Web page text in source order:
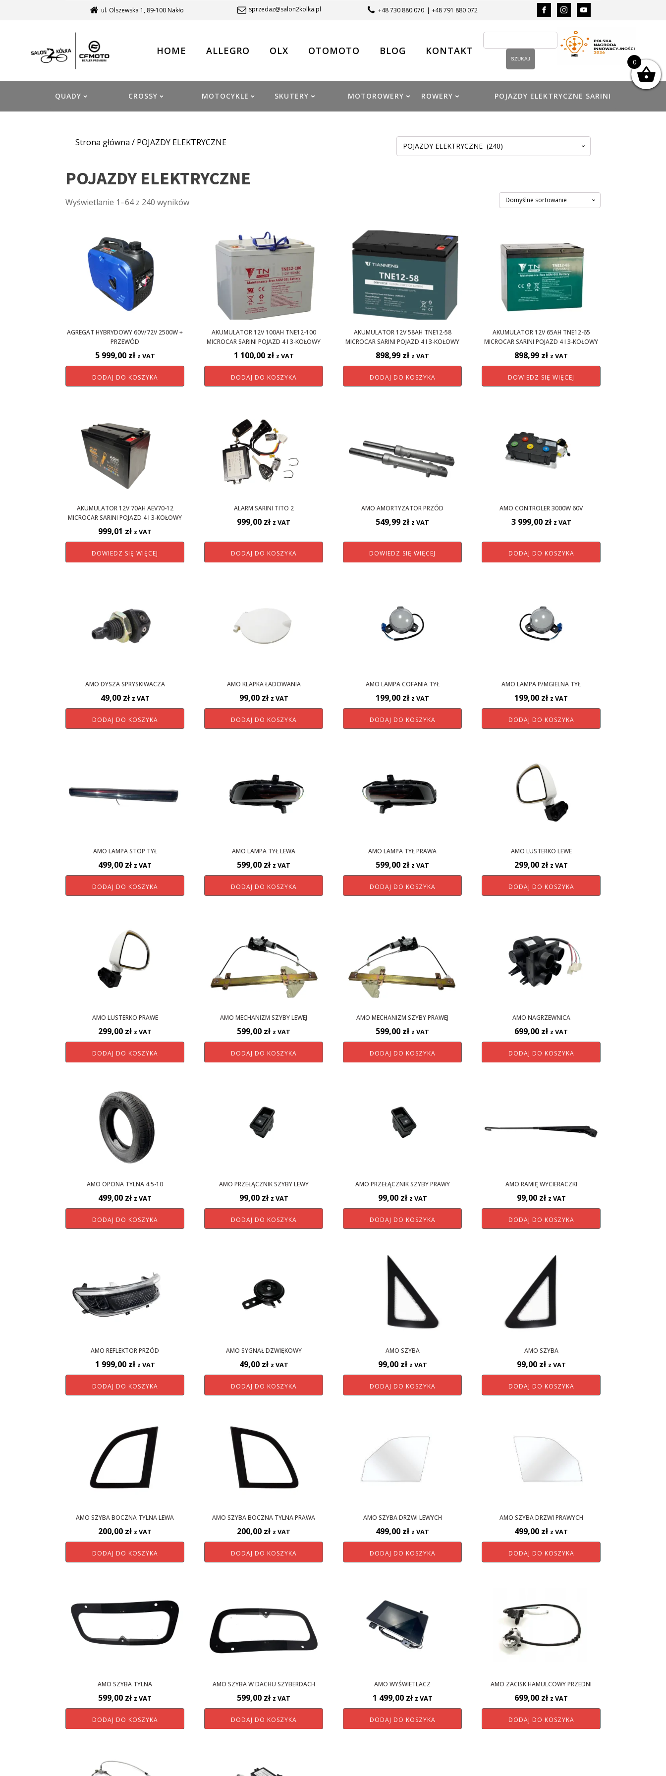
ul. Olszewska 1, 89-100 Nakło sprzedaz@salon2kolka.pl +48 730 880 070 | +48 791 880 072
HOME ALLEGRO OLX OTOMOTO BLOG KONTAKT
QUADY CROSSY MOTOCYKLE SKUTERY MOTOROWERY ROWERY POJAZDY ELEKTRYCZNE SARINI
Strona główna / POJAZDY ELEKTRYCZNE POJAZDY ELEKTRYCZNE (240)
POJAZDY ELEKTRYCZNE
Wyświetlanie 1–64 z 240 wyników
AGREGAT HYBRYDOWY 60V/72V 2500W +
PRZEWÓD
5 999,00 zł z VAT
DODAJ DO KOSZYKA
AKUMULATOR 12V 100AH TNE12-100
MICROCAR SARINI POJAZD 4 I 3-KOŁOWY
1 100,00 zł z VAT
DODAJ DO KOSZYKA
AKUMULATOR 12V 58AH TNE12-58
MICROCAR SARINI POJAZD 4 I 3-KOŁOWY
898,99 zł z VAT
DODAJ DO KOSZYKA
AKUMULATOR 12V 65AH TNE12-65
MICROCAR SARINI POJAZD 4 I 3-KOŁOWY
898,99 zł z VAT
DOWIEDZ SIĘ WIĘCEJ
AKUMULATOR 12V 70AH AEV70-12
MICROCAR SARINI POJAZD 4 I 3-KOŁOWY
999,01 zł z VAT
DOWIEDZ SIĘ WIĘCEJ
ALARM SARINI TITO 2
999,00 zł z VAT
DODAJ DO KOSZYKA
AMO AMORTYZATOR PRZÓD
549,99 zł z VAT
DOWIEDZ SIĘ WIĘCEJ
AMO CONTROLER 3000W 60V
3 999,00 zł z VAT
DODAJ DO KOSZYKA
AMO DYSZA SPRYSKIWACZA
49,00 zł z VAT
DODAJ DO KOSZYKA
AMO KLAPKA ŁADOWANIA
99,00 zł z VAT
DODAJ DO KOSZYKA
AMO LAMPA COFANIA TYŁ
199,00 zł z VAT
DODAJ DO KOSZYKA
AMO LAMPA P/MGIELNA TYŁ
199,00 zł z VAT
DODAJ DO KOSZYKA
AMO LAMPA STOP TYŁ
499,00 zł z VAT
DODAJ DO KOSZYKA
AMO LAMPA TYŁ LEWA
599,00 zł z VAT
DODAJ DO KOSZYKA
AMO LAMPA TYŁ PRAWA
599,00 zł z VAT
DODAJ DO KOSZYKA
AMO LUSTERKO LEWE
299,00 zł z VAT
DODAJ DO KOSZYKA
AMO LUSTERKO PRAWE
299,00 zł z VAT
DODAJ DO KOSZYKA
AMO MECHANIZM SZYBY LEWEJ
599,00 zł z VAT
DODAJ DO KOSZYKA
AMO MECHANIZM SZYBY PRAWEJ
599,00 zł z VAT
DODAJ DO KOSZYKA
AMO NAGRZEWNICA
699,00 zł z VAT
DODAJ DO KOSZYKA
AMO OPONA TYLNA 4.5-10
499,00 zł z VAT
DODAJ DO KOSZYKA
AMO PRZEŁĄCZNIK SZYBY LEWY
99,00 zł z VAT
DODAJ DO KOSZYKA
AMO PRZEŁĄCZNIK SZYBY PRAWY
99,00 zł z VAT
DODAJ DO KOSZYKA
AMO RAMIĘ WYCIERACZKI
99,00 zł z VAT
DODAJ DO KOSZYKA
AMO REFLEKTOR PRZÓD
1 999,00 zł z VAT
DODAJ DO KOSZYKA
AMO SYGNAŁ DZWIĘKOWY
49,00 zł z VAT
DODAJ DO KOSZYKA
AMO SZYBA
99,00 zł z VAT
DODAJ DO KOSZYKA
AMO SZYBA
99,00 zł z VAT
DODAJ DO KOSZYKA
AMO SZYBA BOCZNA TYLNA LEWA
200,00 zł z VAT
DODAJ DO KOSZYKA
AMO SZYBA BOCZNA TYLNA PRAWA
200,00 zł z VAT
DODAJ DO KOSZYKA
AMO SZYBA DRZWI LEWYCH
499,00 zł z VAT
DODAJ DO KOSZYKA
AMO SZYBA DRZWI PRAWYCH
499,00 zł z VAT
DODAJ DO KOSZYKA
AMO SZYBA TYLNA
599,00 zł z VAT
DODAJ DO KOSZYKA
AMO SZYBA W DACHU SZYBERDACH
599,00 zł z VAT
DODAJ DO KOSZYKA
AMO WYŚWIETLACZ
1 499,00 zł z VAT
DODAJ DO KOSZYKA
AMO ZACISK HAMULCOWY PRZEDNI
699,00 zł z VAT
DODAJ DO KOSZYKA
0